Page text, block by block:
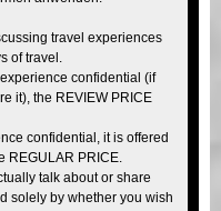
travel experiences
of travel.
confidential (if
it), the REVIEW PRICE
confidential, it is offered
REGULAR PRICE.
talk about or share
solely by whether you wish